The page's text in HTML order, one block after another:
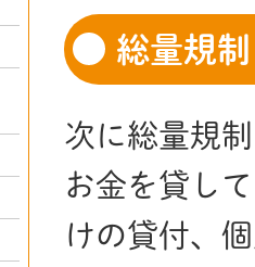
総量規
次に総量規
お金を貸し
けの貸付、